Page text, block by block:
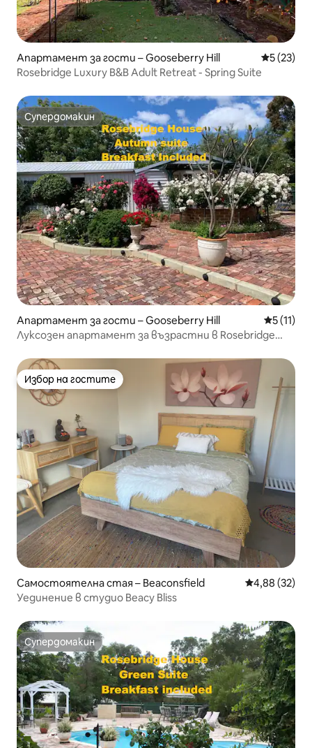
Апартамент за гости – Gooseberry Hill Средна
5 (23)
Rosebridge Luxury B&B Adult Retreat - Spring Suite
Супердомакин
Супердомакин
Апартамент за гости – Gooseberry Hill Средна
5 (11)
Луксозен апартамент за възрастни в Rosebridge
Избор на гостите
Избор на гостите
Самостоятелна стая – Beaconsfield Средна
4,88 (32)
Уединение в студио Beacy Bliss
Супердомакин
Супердомакин